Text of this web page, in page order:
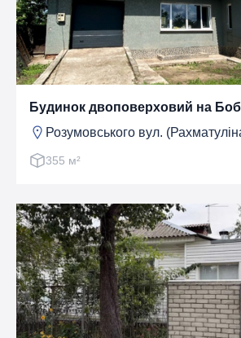
Будинок двоповерховий на
355 м²